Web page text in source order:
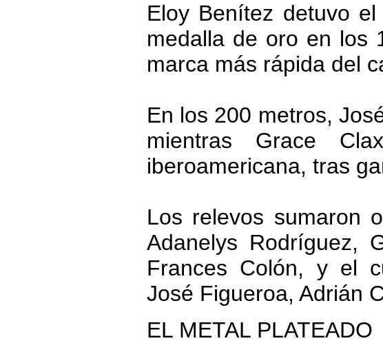
Eloy Benítez detuvo
medalla de oro en los
marca más rápida del
En los 200 metros,
mientras Grace
iberoamericana, tras
Los relevos sumaron
Adanelys Rodríguez,
Frances Colón, y el
José Figueroa, Adrián
EL METAL PLATEADO